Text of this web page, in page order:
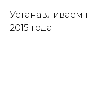
Устанавливаем
2015 года